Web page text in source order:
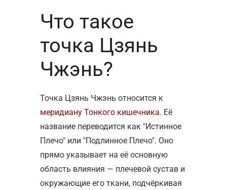
Что такое
точка Цзянь
Чжэнь?
Точка Цзянь Чжэнь относится к
меридиану Тонкого кишечника. Её
название переводится как "Истинное
Плечо" или "Подлинное Плечо". Оно
прямо указывает на её основную
область влияния — плечевой сустав и
окружающие его ткани, подчёркивая